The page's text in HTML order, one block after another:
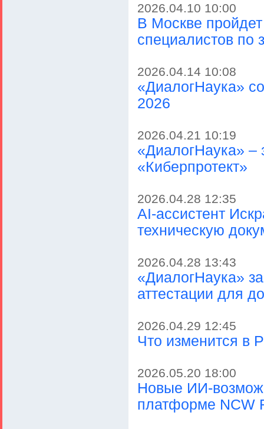
2026.04.10 10:00
В Москве
специалистов по
2026.04.14 10:08
«ДиалогНаука»
2026
2026.04.21 10:19
«ДиалогНаука» –
«Киберпротект»
2026.04.28 12:35
AI-ассистент
техническую
2026.04.28 13:43
«ДиалогНаука»
аттестации для
2026.04.29 12:45
Что изменится в
2026.05.20 18:00
Новые ИИ-
платформе NCW